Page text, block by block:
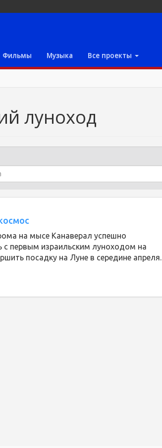
Фильмы Музыка Все проекты
луноход
на мысе Канаверал успешно
с первым израильским луноходом на
посадку на Луне в середине апреля.